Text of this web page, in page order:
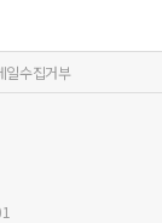
일수집거부